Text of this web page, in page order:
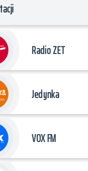
Radio ZET
Jedynka
VOX FM